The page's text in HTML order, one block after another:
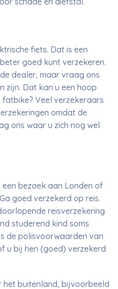
fiets. Dat is een
goed kunt verzekeren.
dealer, maar vraag ons
zijn. Dat kan u een hoop
Veel verzekeraars
omdat de
ons waar u zich nog wel
bezoek aan Londen of
goed verzekerd op reis.
reisverzekering
studerend kind soms
de polisvoorwaarden van
u bij hen (goed) verzekerd
buitenland, bijvoorbeeld